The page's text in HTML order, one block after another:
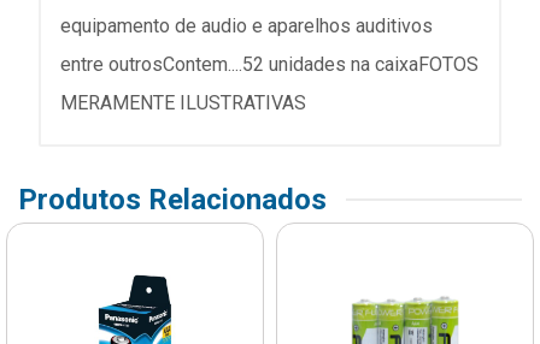
equipamento de audio e aparelhos auditivos
entre outrosContem....52 unidades na caixaFOTOS
MERAMENTE ILUSTRATIVAS
Produtos Relacionados